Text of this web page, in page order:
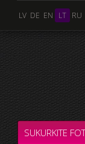
LV DE EN LT RU
SUKURKITE